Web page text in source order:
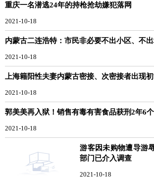
重庆一名潜逃24年的持枪抢劫嫌犯落网
2021-10-18
内蒙古二连浩特：市民非必要不出小区、不
2021-10-18
上海籍阳性夫妻内蒙古密接、次密接者出现
2021-10-18
郭美美再入狱！销售有毒有害食品获刑2年6个
2021-10-18
游客因未购物遭导游
部门已介入调查
2021-10-18